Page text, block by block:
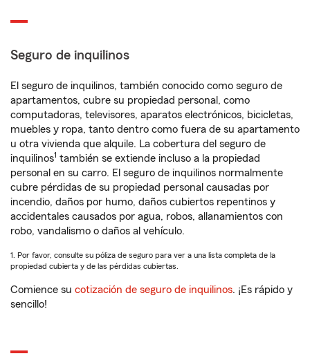
Seguro de inquilinos
El seguro de inquilinos, también conocido como seguro de
apartamentos, cubre su propiedad personal, como
computadoras, televisores, aparatos electrónicos, bicicletas,
muebles y ropa, tanto dentro como fuera de su apartamento
u otra vivienda que alquile. La cobertura del seguro de
inquilinos1 también se extiende incluso a la propiedad
personal en su carro. El seguro de inquilinos normalmente
cubre pérdidas de su propiedad personal causadas por
incendio, daños por humo, daños cubiertos repentinos y
accidentales causados por agua, robos, allanamientos con
robo, vandalismo o daños al vehículo.
1. Por favor, consulte su póliza de seguro para ver a una lista completa de la
propiedad cubierta y de las pérdidas cubiertas.
Comience su cotización de seguro de inquilinos. ¡Es rápido y
sencillo!